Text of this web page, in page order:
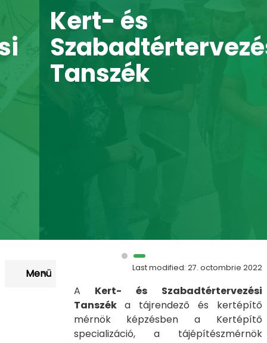
Kert- és
Szabadtértervezési
Tanszék
Menü Last modified: 27. octombrie 2022
A Kert- és Szabadtértervezési
Tanszék a tájrendező és kertépítő
mérnök képzésben a Kertépítő
specializáció, a tájépítészmérnök